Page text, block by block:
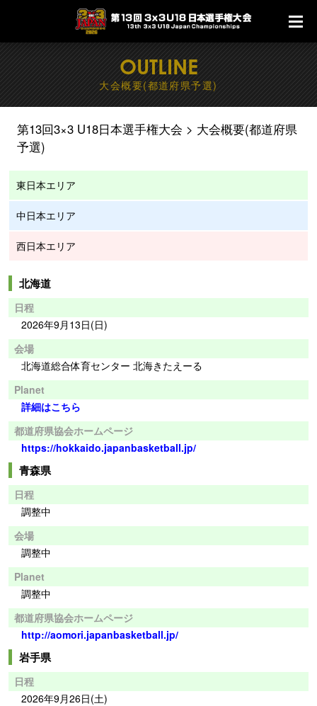
OUTLINE
大会概要(都道府県予選)
第13回3×3 U18日本選手権大会
大会概要(都道府県
予選)
東日本エリア
中日本エリア
西日本エリア
北海道
日程
2026年9月13日(日)
会場
北海道総合体育センター 北海きたえーる
Planet
詳細はこちら
都道府県協会ホームページ
https://hokkaido.japanbasketball.jp/
青森県
日程
調整中
会場
調整中
Planet
調整中
都道府県協会ホームページ
http://aomori.japanbasketball.jp/
岩手県
日程
2026年9月26日(土)